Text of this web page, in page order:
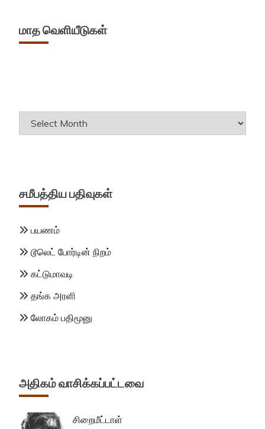
மாத வெளியீடுகள்
Archives
சமீபத்திய பதிவுகள்
பயணம்
டூலெட் போர்டின் நிறம்
கட்டுமாவடி
தங்க அரளி
லோகம் பதிமூனு
அதிகம் வாசிக்கப்பட்டவை
சிறைமீட்டாள்